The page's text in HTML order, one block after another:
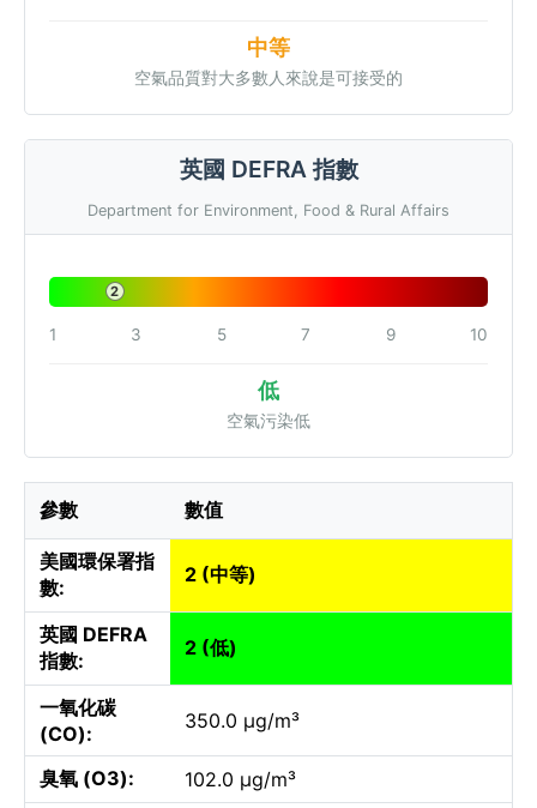
中等
空氣品質對大多數人來說是可接受的
英國 DEFRA 指數
Department for Environment, Food & Rural Affairs
2
1 3 5 7 9 10
低
空氣污染低
參數 數值
美國環保署指
數:
2 (中等)
英國 DEFRA
指數:
2 (低)
一氧化碳
(CO):
350.0 µg/m³
臭氧 (O3):
102.0 µg/m³